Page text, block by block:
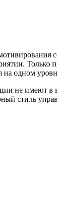
Только
на одном
не имеют
стиль